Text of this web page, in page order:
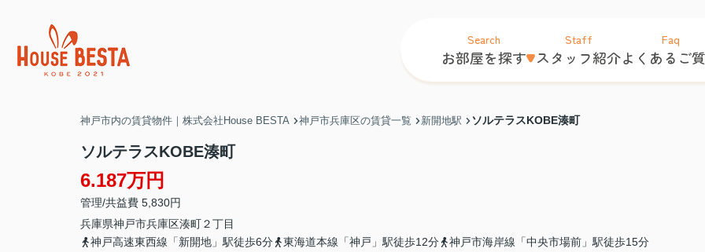
Search
お部屋を探す
Staff
スタッフ紹介
Faq
よくあるご
神戸市内の賃貸物件｜株式会社House BESTA 神戸市兵庫区の賃貸一覧 新開地駅 ソルテラスKOBE湊町
ソルテラスKOBE湊町
6.187万円
管理/共益費 5,830円
兵庫県神戸市兵庫区湊町２丁目
神戸高速東西線「新開地」駅徒歩6分
東海道本線「神戸」駅徒歩12分 神戸市海岸線「中央市場前」駅徒歩15分